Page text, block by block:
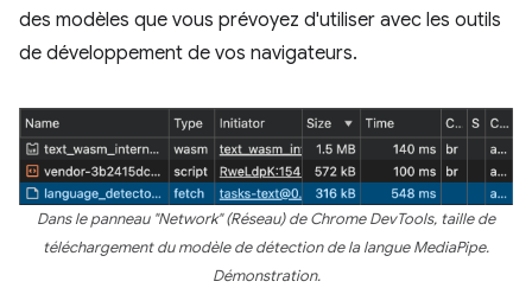
des modèles que vous prévoyez d'utiliser avec les outils
de développement de vos navigateurs.
Dans le panneau "Network" (Réseau) de Chrome DevTools, taille de
téléchargement du modèle de détection de la langue MediaPipe.
Démonstration.